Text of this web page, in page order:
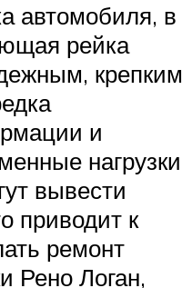
автомобиля, в
рейка
крепким
и
нагрузки
вывести
приводит к
ремонт
Рено Логан,